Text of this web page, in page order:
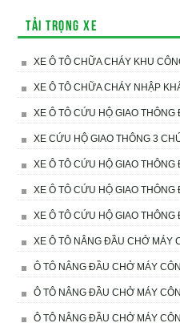
Tải trọng xe
XE Ô TÔ CHỮA CHÁY KHU
XE Ô TÔ CHỮA CHÁY NHẬP
XE Ô TÔ CỨU HỘ GIAO THÔNG
XE CỨU HỘ GIAO THÔNG 3
XE Ô TÔ CỨU HỘ GIAO THÔNG
XE Ô TÔ CỨU HỘ GIAO THÔNG
XE Ô TÔ CỨU HỘ GIAO THÔNG
XE Ô TÔ NÂNG ĐẦU CHỞ MÁY
Ô TÔ NÂNG ĐẦU CHỞ MÁY
Ô TÔ NÂNG ĐẦU CHỞ MÁY
Ô TÔ NÂNG ĐẦU CHỞ MÁY